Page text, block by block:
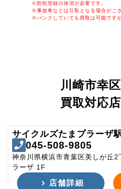
※防犯登録の抹消が必要です。
※事故車などは引取となる場合がござ
※パンクしていても買取は可能です
川崎市幸
買取対応
サイクルズたまプラーザ
045-508-9805
神奈川県横浜市青葉区美しが丘
ラーザ 1F
店舗詳細